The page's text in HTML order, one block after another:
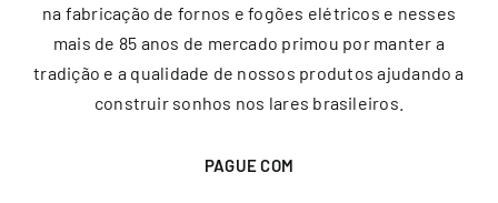
na fabricação de fornos e fogões elétricos e nesses
mais de 85 anos de mercado primou por manter a
tradição e a qualidade de nossos produtos ajudando a
construir sonhos nos lares brasileiros.
PAGUE COM